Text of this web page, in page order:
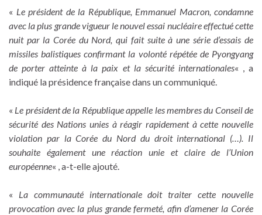
« Le président de la République, Emmanuel Macron, condamne
avec la plus grande vigueur le nouvel essai nucléaire effectué cette
nuit par la Corée du Nord, qui fait suite à une série d’essais de
missiles balistiques confirmant la volonté répétée de Pyongyang
de porter atteinte à la paix et la sécurité internationales« , a
indiqué la présidence française dans un communiqué.
« Le président de la République appelle les membres du Conseil de
sécurité des Nations unies à réagir rapidement à cette nouvelle
violation par la Corée du Nord du droit international (…). Il
souhaite également une réaction unie et claire de l’Union
européenne« , a-t-elle ajouté.
« La communauté internationale doit traiter cette nouvelle
provocation avec la plus grande fermeté, afin d’amener la Corée